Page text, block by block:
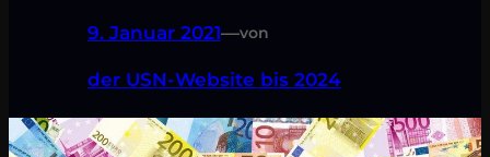
9. Januar 2021—von
der USN-Website bis 2024